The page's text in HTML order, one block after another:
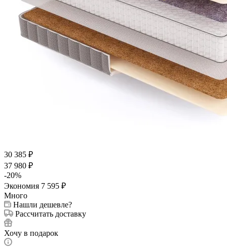
30 385 ₽
37 980 ₽
-20%
Экономия 7 595 ₽
Много
Нашли дешевле?
Рассчитать доставку
Хочу в подарок